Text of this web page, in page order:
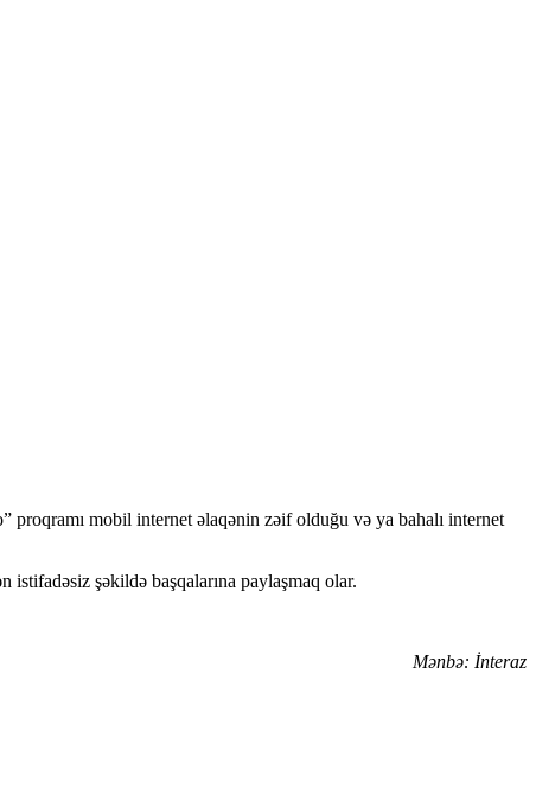
proqramı mobil internet əlaqənin zəif olduğu və ya bahalı internet
istifadəsiz şəkildə başqalarına paylaşmaq olar.
Mənbə: İnteraz